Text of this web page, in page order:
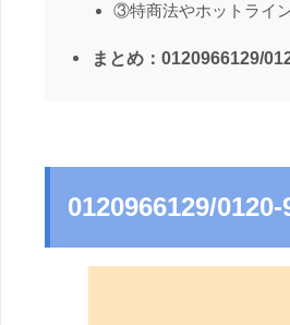
③特商法やホットライ
まとめ：0120966129/
0120966129/